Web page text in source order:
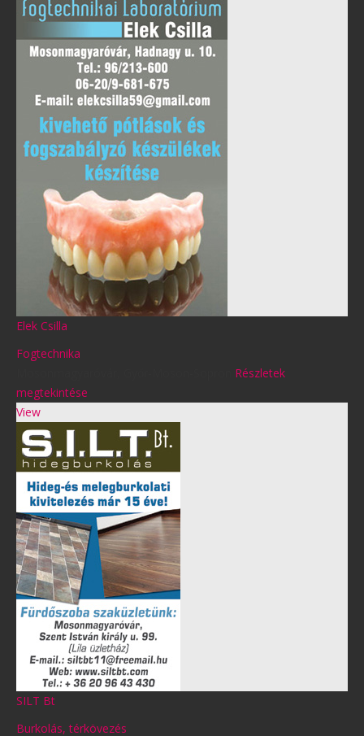
Elek Csilla
Fogtechnika
Részletek
megtekintése
View
SILT Bt
Burkolás, térkövezés